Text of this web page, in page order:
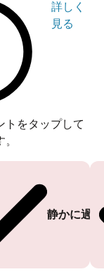
詳しく
見る
トをタップして
静かに過
とうございます